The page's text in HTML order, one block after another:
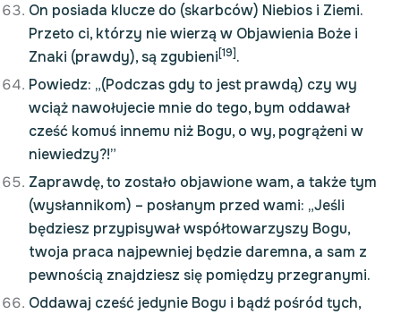
On posiada klucze do (skarbców) Niebios i Ziemi.
Przeto ci, którzy nie wierzą w Objawienia Boże i
Znaki (prawdy), są zgubieni[19].
Powiedz: „(Podczas gdy to jest prawdą) czy wy
wciąż nawołujecie mnie do tego, bym oddawał
cześć komuś innemu niż Bogu, o wy, pogrążeni w
niewiedzy?!”
Zaprawdę, to zostało objawione wam, a także tym
(wysłannikom) – posłanym przed wami: „Jeśli
będziesz przypisywał współtowarzyszy Bogu,
twoja praca najpewniej będzie daremna, a sam z
pewnością znajdziesz się pomiędzy przegranymi.
Oddawaj cześć jedynie Bogu i bądź pośród tych,